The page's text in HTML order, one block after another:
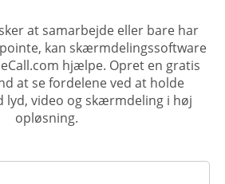
at samarbejde eller bare har
kan skærmdelingssoftware
hjælpe. Opret en gratis
at se fordelene ved at holde
lyd, video og skærmdeling i høj
opløsning.